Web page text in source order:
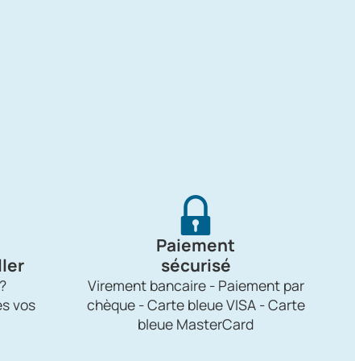
vos
Paiement
sécurisé
Virement bancaire - Paiement par
chèque - Carte bleue VISA - Carte
bleue MasterCard